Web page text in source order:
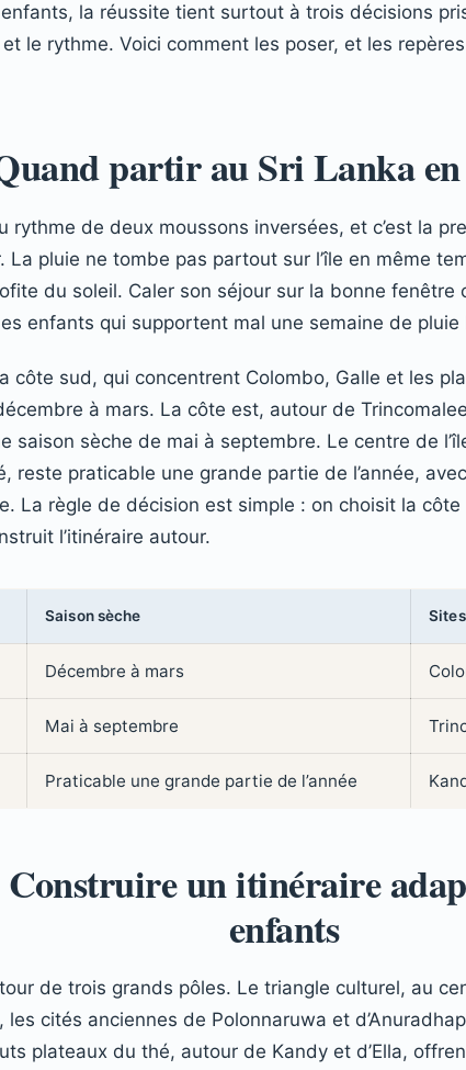
la réussite tient surtout à trois décisions
et le rythme. Voici comment les poser, et les
partir au Sri Lanka
rythme de deux moussons inversées, et c’est la
La pluie ne tombe pas partout sur l’île en même
du soleil. Caler son séjour sur la bonne
enfants qui supportent mal une semaine de
côte sud, qui concentrent Colombo, Galle et les
à mars. La côte est, autour de
saison sèche de mai à septembre. Le centre de
reste praticable une grande partie de l’année,
La règle de décision est simple : on choisit la
l’itinéraire autour.
Saison sèche
Décembre à mars
Mai à septembre
Praticable une grande partie de l’année
Construire un itinéraire
enfants
de trois grands pôles. Le triangle culturel, au
les cités anciennes de Polonnaruwa et
plateaux du thé, autour de Kandy et d’Ella,